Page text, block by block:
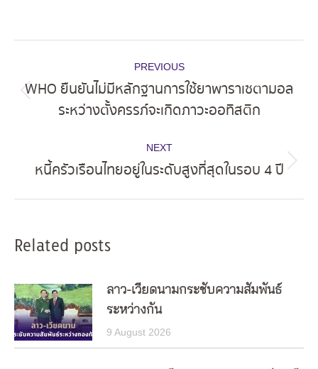
navigation
PREVIOUS
post:
WHO ยืนยันไม่มีหลักฐานการใช้ยาพาราเซตามอล
ระหว่างตั้งครรภ์จะเกิดภาวะออทิสติก
NEXT
Next
หนี้ครัวเรือนไทยอยู่ในระดับสูงที่สุดในรอบ 4 ปี
Related posts
ลาว-เวียดนามกระชับความสัมพันธ์
ระหว่างกัน
9 August 2026